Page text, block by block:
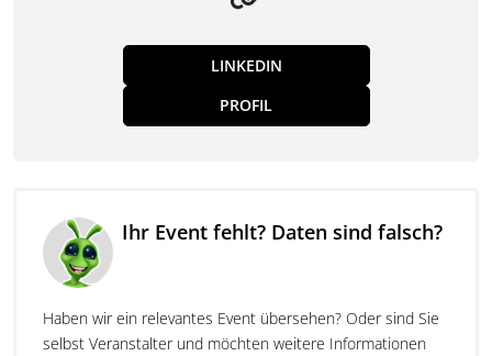
LINKEDIN
PROFIL
Ihr Event fehlt? Daten sind falsch?
Haben wir ein relevantes Event übersehen? Oder sind Sie
selbst Veranstalter und möchten weitere Informationen